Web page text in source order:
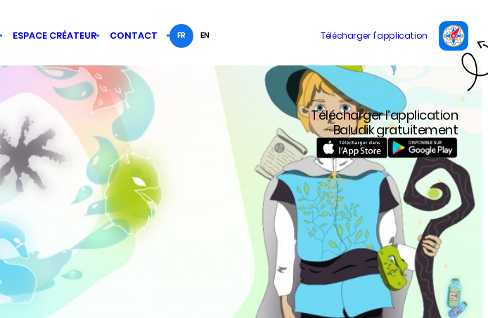
ESPACE CRÉATEUR CONTACT FR EN
Télécharger l’application
Baludik gratuitement